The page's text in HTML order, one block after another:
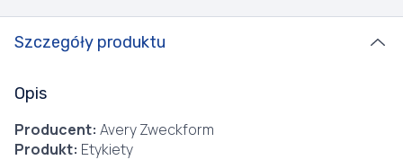
Szczegóły produktu
Opis
Producent: Avery Zweckform
Produkt: Etykiety